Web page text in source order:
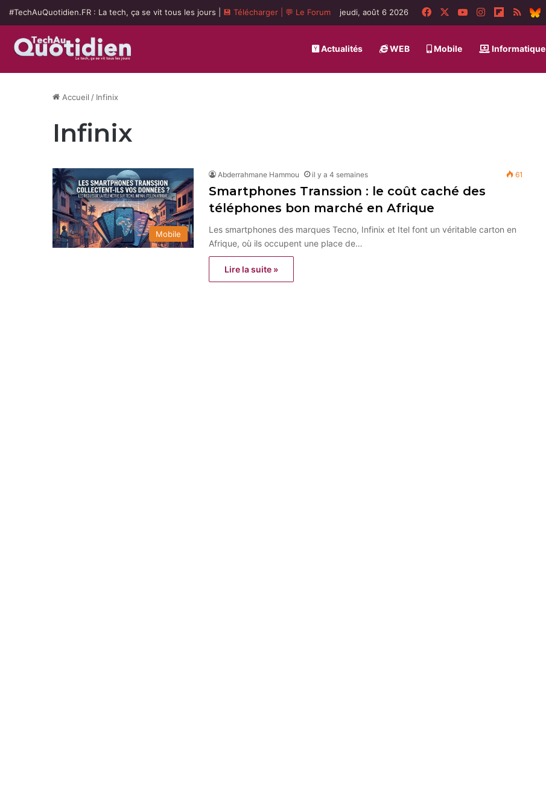
#TechAuQuotidien.FR : La tech, ça se vit tous les jours | 💾 Télécharger 💬 Le Forum jeudi, août 6 2026 FacebookYouTubeInstagramFlipboard
RSS
Actualités WEB Mobile Informatique
Accueil / Infinix
Infinix
Mobile
Abderrahmane Hammou il y a 4 semaines 61
Smartphones Transsion : le coût caché des
téléphones bon marché en Afrique
Les smartphones des marques Tecno, Infinix et Itel font un véritable carton en
Afrique, où ils occupent une place de…
Lire la suite »